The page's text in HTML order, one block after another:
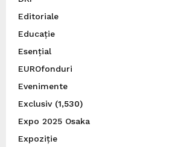
Editoriale
Educație
Esențial
EUROfonduri
Evenimente
Exclusiv(1,530)
Expo 2025 Osaka
Expoziție